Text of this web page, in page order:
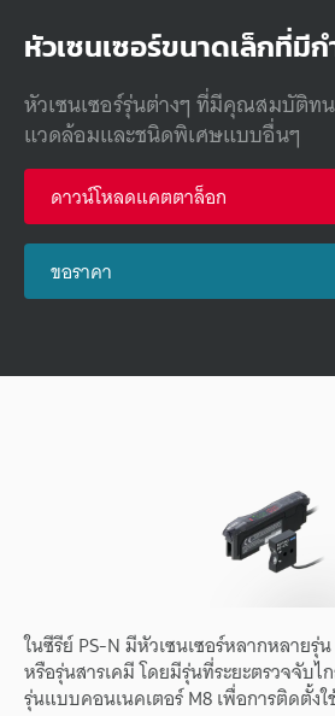
หัวเซนเซอร์ขนาดเล็กที่มี
หัวเซนเซอร์รุ่นต่างๆ ที่มีคุณสมบัติ
แวดล้อมและชนิดพิเศษแบบอื่นๆ
ดาวน์โหลดแคตตาล็อก
ขอราคา
ในซีรีย์ PS-N มีหัวเซนเซอร์หลากหลาย
หรือรุ่นสารเคมี โดยมีรุ่นที่ระยะตรวจจับไ
รุ่นแบบคอนเนคเตอร์ M8 เพื่อการติดตั้ง